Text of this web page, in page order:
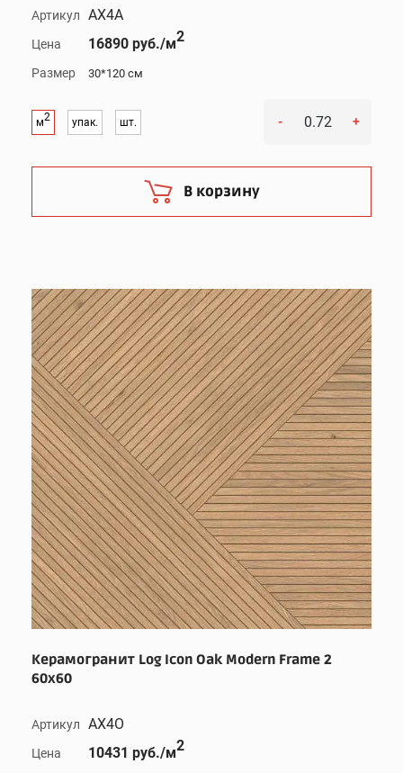
Артикул AX4A
Цена 16890 руб./м2
Размер 30*120 см
м2 упак. шт. - +
В корзину
Керамогранит Log Icon Oak Modern Frame 2
60x60
Артикул AX4O
Цена 10431 руб./м2